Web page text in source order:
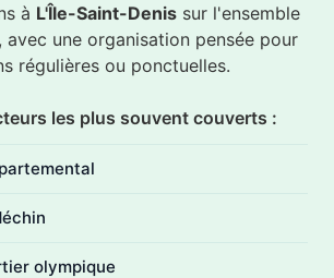
à L'Île-Saint-Denis sur l'ensemble
avec une organisation pensée pour
régulières ou ponctuelles.
les plus souvent couverts :
olympique